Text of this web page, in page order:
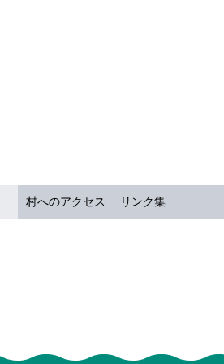
村へのアクセス リンク集